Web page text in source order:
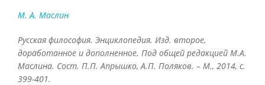
M. А. Маслин
Русская философия. Энциклопедия. Изд. второе,
доработанное и дополненное. Под общей редакцией М.А.
Маслина. Сост. П.П. Апрышко, А.П. Поляков. – М., 2014, с.
399-401.